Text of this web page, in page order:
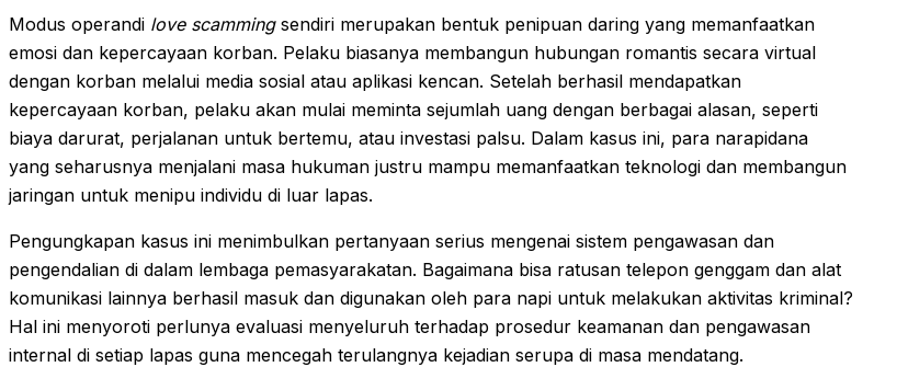
Modus operandi love scammingsendiri merupakan bentuk penipuan daring yang memanfaatkan
emosi dan kepercayaan korban. Pelaku biasanya membangun hubungan romantis secara virtual
dengan korban melalui media sosial atau aplikasi kencan. Setelah berhasil mendapatkan
kepercayaan korban, pelaku akan mulai meminta sejumlah uang dengan berbagai alasan, seperti
biaya darurat, perjalanan untuk bertemu, atau investasi palsu. Dalam kasus ini, para narapidana
yang seharusnya menjalani masa hukuman justru mampu memanfaatkan teknologi dan membangun
jaringan untuk menipu individu di luar lapas.
Pengungkapan kasus ini menimbulkan pertanyaan serius mengenai sistem pengawasan dan
pengendalian di dalam lembaga pemasyarakatan. Bagaimana bisa ratusan telepon genggam dan alat
komunikasi lainnya berhasil masuk dan digunakan oleh para napi untuk melakukan aktivitas kriminal?
Hal ini menyoroti perlunya evaluasi menyeluruh terhadap prosedur keamanan dan pengawasan
internal di setiap lapas guna mencegah terulangnya kejadian serupa di masa mendatang.